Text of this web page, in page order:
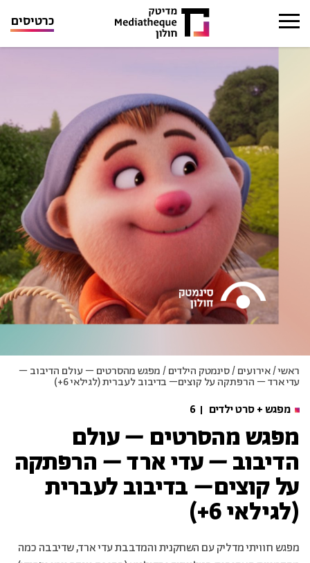
כרטיסים
ראשי/אירועים/סינמטק הילדים/מפגש מהסרטים – עולם הדיבוב –
עדי ארד – הרפתקה על קוצים– בדיבוב לעברית (לגילאי 6+)
מפגש + סרט ילדים 6
מפגש מהסרטים – עולם
הדיבוב – עדי ארד – הרפתקה
על קוצים– בדיבוב לעברית
(לגילאי 6+)
מפגש חוויתי מדליק עם השחקנית והמדבבת עדי ארד, שדיבבה כמה